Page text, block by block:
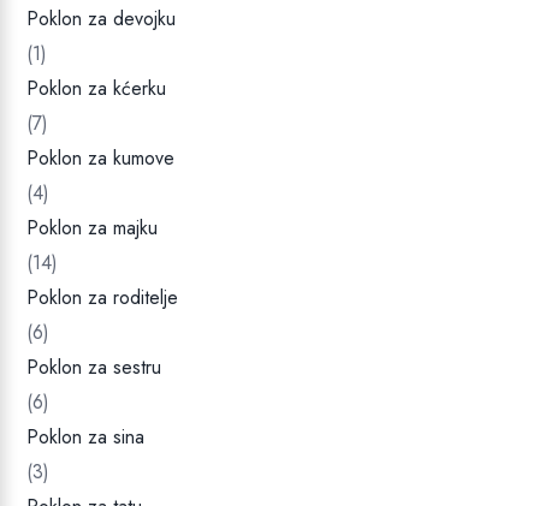
Poklon za devojku
(1)
Poklon za kćerku
(7)
Poklon za kumove
(4)
Poklon za majku
(14)
Poklon za roditelje
(6)
Poklon za sestru
(6)
Poklon za sina
(3)